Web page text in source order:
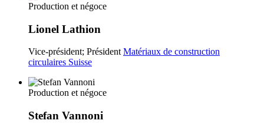
Production et négoce
Lionel Lathion
Vice-président; Président Matériaux de construction
circulaires Suisse
Production et négoce
Stefan Vannoni